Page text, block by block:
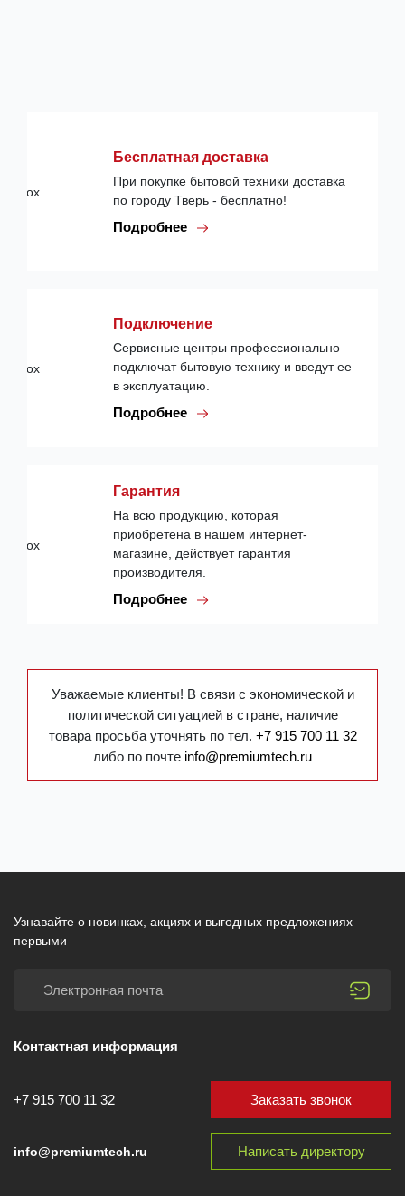
Бесплатная доставка
При покупке бытовой техники доставка
по городу Тверь - бесплатно!
Подробнее
Подключение
Сервисные центры профессионально
подключат бытовую технику и введут ее
в эксплуатацию.
Подробнее
Гарантия
На всю продукцию, которая
приобретена в нашем интернет-
магазине, действует гарантия
производителя.
Подробнее
Уважаемые клиенты! В связи с экономической и
политической ситуацией в стране, наличие
товара просьба уточнять по тел. +7 915 700 11 32
либо по почте info@premiumtech.ru
Узнавайте о новинках, акциях и выгодных предложениях
первыми
Контактная информация
+7 915 700 11 32
info@premiumtech.ru
Заказать звонок
Написать директору